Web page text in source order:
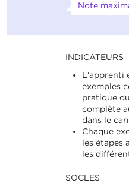
Note
INDICATEURS
L'apprenti
exemples
pratique
complète
dans le
Chaque
les étapes
les
SOCLES